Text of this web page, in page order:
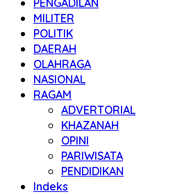
PENGADILAN
MILITER
POLITIK
DAERAH
OLAHRAGA
NASIONAL
RAGAM
ADVERTORIAL
KHAZANAH
OPINI
PARIWISATA
PENDIDIKAN
Indeks